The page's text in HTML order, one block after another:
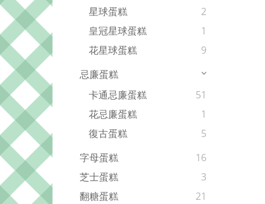
星球蛋糕
2
皇冠星球蛋糕
1
花星球蛋糕
9
忌廉蛋糕
卡通忌廉蛋糕
51
花忌廉蛋糕
1
復古蛋糕
5
字母蛋糕
16
芝士蛋糕
3
翻糖蛋糕
21